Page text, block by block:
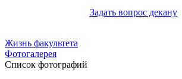
Задать вопрос декану
Жизнь факультета
Фотогалерея
Список фотографий